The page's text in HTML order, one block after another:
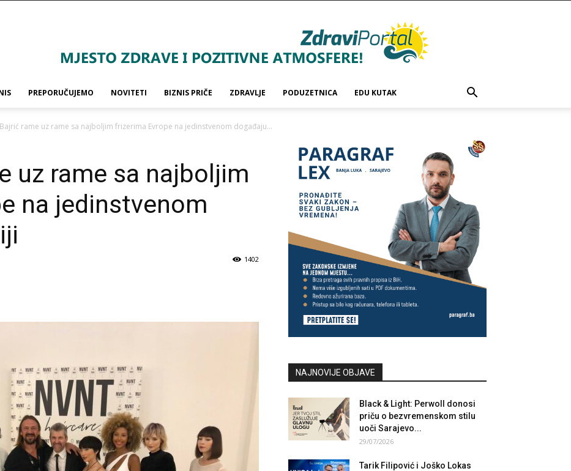
PREPORUČUJEMO NOVITETI BIZNIS PRIČE ZDRAVLJE PODUZETNICA EDU KUTAK
rame uz rame sa najboljim frizerima Evrope na jedinstvenom događaju...
uz rame sa najboljim
na jedinstvenom
1402
NAJNOVIJE OBJAVE
Black & Light: Perwoll donosi
priču o bezvremenskom stilu
uoči Sarajevo...
29/07/2026
Tarik Filipović i Joško Lokas